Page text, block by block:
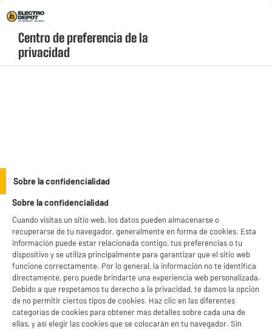
Menú
geolocation-header-icon-text
account
Centro de preferencia de la
privacidad
Sobre la confidencialidad
Sobre la confidencialidad
Cuando visitas un sitio web, los datos pueden almacenarse o
recuperarse de tu navegador, generalmente en forma de cookies. Esta
información puede estar relacionada contigo, tus preferencias o tu
dispositivo y se utiliza principalmente para garantizar que el sitio web
funcione correctamente. Por lo general, la información no te identifica
directamente, pero puede brindarte una experiencia web personalizada.
Debido a que respetamos tu derecho a la privacidad, te damos la opción
de no permitir ciertos tipos de cookies. Haz clic en las diferentes
categorías de cookies para obtener más detalles sobre cada una de
ellas, y así elegir las cookies que se colocarán en tu navegador. Sin